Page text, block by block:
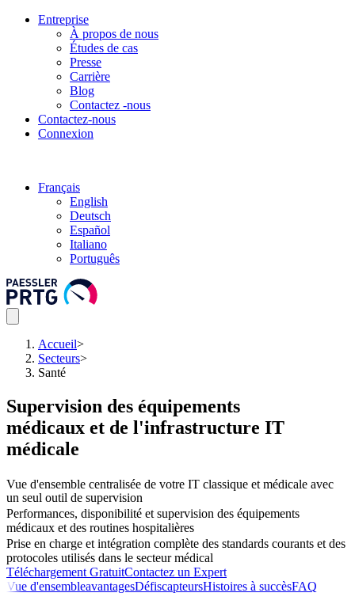
Entreprise
À propos de nous
Études de cas
Presse
Carrière
Blog
Contactez -nous
Contactez-nous
Connexion
Français
English
Deutsch
Español
Italiano
Português
Accueil>
Secteurs>
Santé
Supervision des équipements
médicaux et de l'infrastructure IT
médicale
Vue d'ensemble centralisée de votre IT classique et médicale avec
un seul outil de supervision
Performances, disponibilité et supervision des équipements
médicaux et des routines hospitalières
Prise en charge et intégration complète des standards courants et des
protocoles utilisés dans le secteur médical
Téléchargement GratuitContactez un Expert
Vue d'ensembleavantagesDéfiscapteursHistoires à succèsFAQ